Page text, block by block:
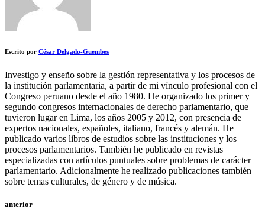
Escrito por César Delgado-Guembes
Investigo y enseño sobre la gestión representativa y los procesos de
la institución parlamentaria, a partir de mi vínculo profesional con el
Congreso peruano desde el año 1980. He organizado los primer y
segundo congresos internacionales de derecho parlamentario, que
tuvieron lugar en Lima, los años 2005 y 2012, con presencia de
expertos nacionales, españoles, italiano, francés y alemán. He
publicado varios libros de estudios sobre las instituciones y los
procesos parlamentarios. También he publicado en revistas
especializadas con artículos puntuales sobre problemas de carácter
parlamentario. Adicionalmente he realizado publicaciones también
sobre temas culturales, de género y de música.
anterior